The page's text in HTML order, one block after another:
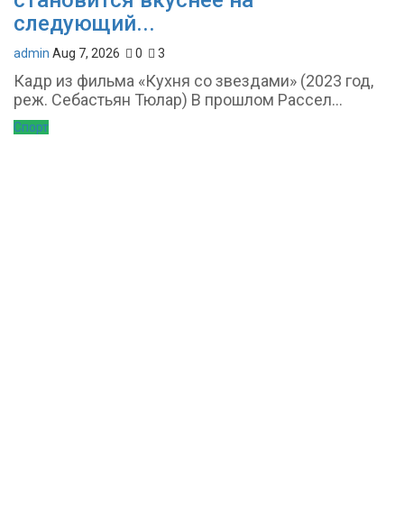
следующий...
admin Aug 7, 2026 0 3
Кадр из фильма «Кухня со звездами» (2023 год,
реж. Себастьян Тюлар) В прошлом Рассел...
Спорт